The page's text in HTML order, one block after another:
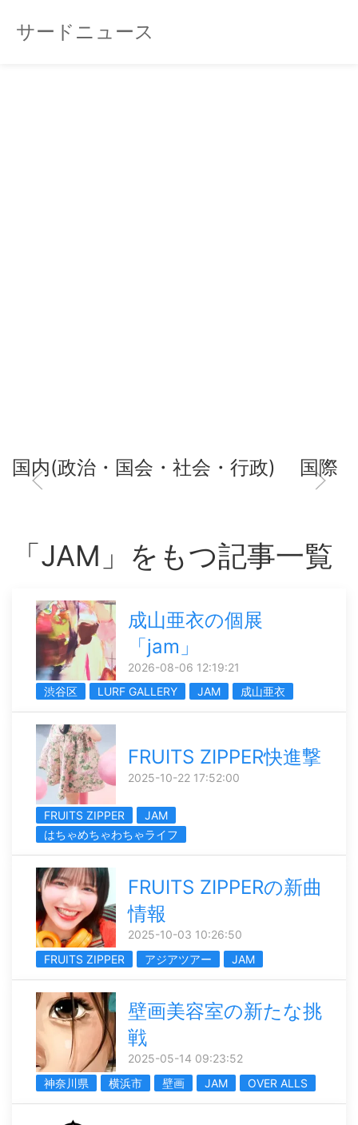
サードニュース
国内(政治・国会・社会・行政) 国際
「JAM」をもつ記事一覧
成山亜衣の個展
「jam」
2026-08-06 12:19:21
渋谷区
LURF GALLERY JAM 成山亜衣
FRUITS ZIPPER快進撃
2025-10-22 17:52:00
FRUITS ZIPPER
JAM
はちゃめちゃわちゃライフ
FRUITS ZIPPERの新曲
情報
2025-10-03 10:26:50
FRUITS ZIPPER
アジアツアー JAM
壁画美容室の新たな挑
戦
2025-05-14 09:23:52
神奈川県
横浜市 壁画 JAM OVER ALLS